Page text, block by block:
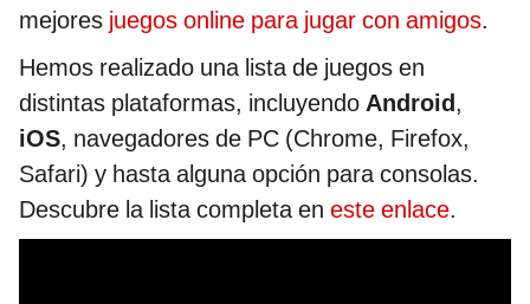
mejores juegos online para jugar con amigos.
Hemos realizado una lista de juegos en
distintas plataformas, incluyendo Android,
iOS, navegadores de PC (Chrome, Firefox,
Safari) y hasta alguna opción para consolas.
Descubre la lista completa en este enlace.